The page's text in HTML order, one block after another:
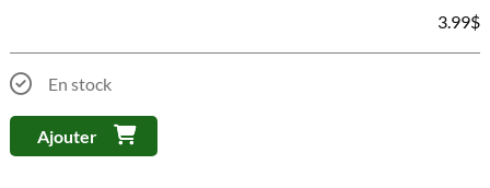
3.99$
En stock
Ajouter